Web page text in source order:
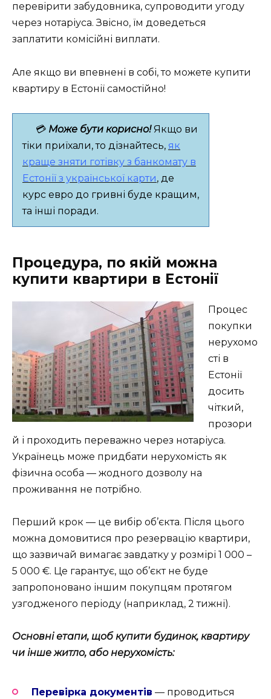
перевірити забудовника, супроводити угоду
через нотаріуса. Звісно, їм доведеться
заплатити комісійні виплати.
Але якщо ви впевнені в собі, то можете купити
квартиру в Естонії самостійно!
💳 Може бути корисно!Якщо ви
тіки приїхали, то дізнайтесь, як
краще зняти готівку з банкомату в
Естонії з української карти, де
курс евро до гривні буде кращим,
та інші поради.
Процедура, по якій можна
купити квартири в Естонії
Процес
покупки
нерухомо
сті в
Естонії
досить
чіткий,
прозори
й і проходить переважно через нотаріуса.
Українець може придбати нерухомість як
фізична особа — жодного дозволу на
проживання не потрібно.
Перший крок — це вибір об’єкта. Після цього
можна домовитися про резервацію квартири,
що зазвичай вимагає завдатку у розмірі 1 000 –
5 000 €. Це гарантує, що об’єкт не буде
запропоновано іншим покупцям протягом
узгодженого періоду (наприклад, 2 тижні).
Основні етапи, щоб купити будинок, квартиру
чи інше житло, або нерухомість:
Перевірка документів — проводиться